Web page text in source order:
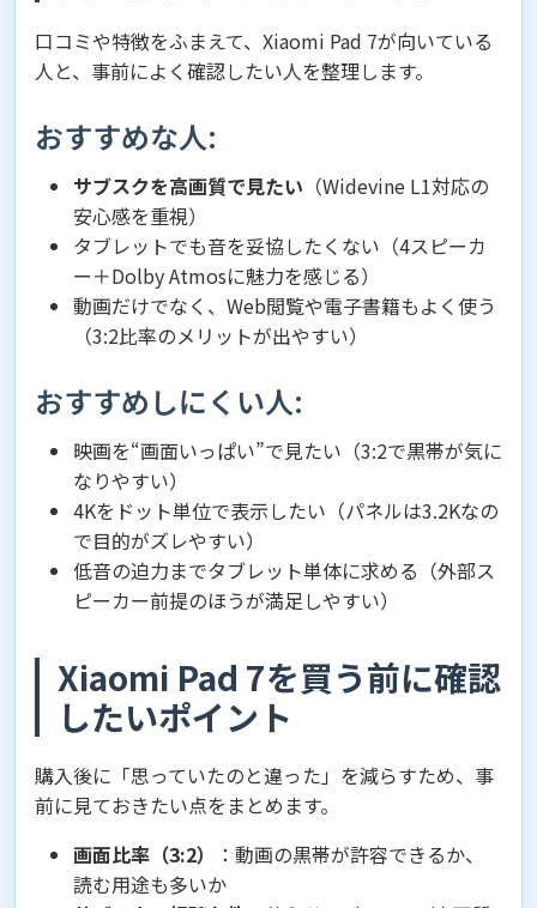
口コミや特徴をふまえて、Xiaomi Pad 7が向いている
人と、事前によく確認したい人を整理します。
おすすめな人:
サブスクを高画質で見たい （Widevine L1対応の
安心感を重視）
タブレットでも音を妥協したくない（4スピーカ
ー＋Dolby Atmosに魅力を感じる）
動画だけでなく、Web閲覧や電子書籍もよく使う
（3:2比率のメリットが出やすい）
おすすめしにくい人:
映画を“画面いっぱい”で見たい（3:2で黒帯が気に
なりやすい）
4Kをドット単位で表示したい（パネルは3.2Kなの
で目的がズレやすい）
低音の迫力までタブレット単体に求める（外部ス
ピーカー前提のほうが満足しやすい）
Xiaomi Pad 7を買う前に確認
したいポイント
購入後に「思っていたのと違った」を減らすため、事
前に見ておきたい点をまとめます。
画面比率（3:2）
：動画の黒帯が許容できるか、
読む用途も多いか